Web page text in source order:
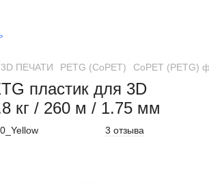
ПЕЧАТИ PETG (CoPET) CoPET (PETG)
пластик для 3D
кг / 260 м / 1.75 мм
3 отзыва